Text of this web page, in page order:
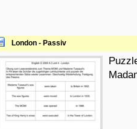
London - Passiv